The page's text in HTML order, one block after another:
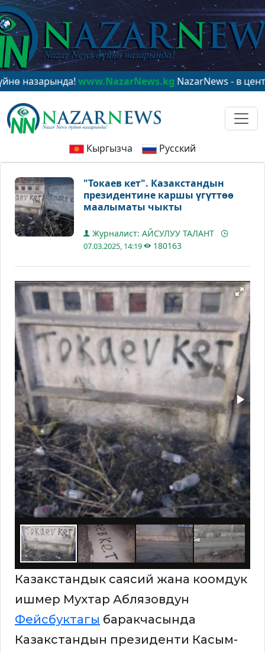
www.NazarNews.kgNazarNews - в центре
Кыргызча Русский
"Токаев кет". Казакстандын
президентине каршы үгүттөө
маалыматы чыкты
Журналист: АЙСУЛУУ ТАЛАНТ
07.03.2025, 14:19 180163
Казакстандык саясий жана коомдук
ишмер Мухтар Аблязовдун
Фейсбуктагы баракчасында
Казакстандын президенти Касым-